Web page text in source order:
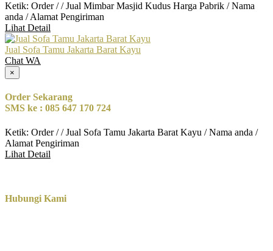
Ketik: Order / / Jual Mimbar Masjid Kudus Harga Pabrik / Nama
anda / Alamat Pengiriman
Lihat Detail
Jual Sofa Tamu Jakarta Barat Kayu
Chat WA
×
Order Sekarang
SMS ke : 085 647 170 724
Ketik: Order / / Jual Sofa Tamu Jakarta Barat Kayu / Nama anda /
Alamat Pengiriman
Lihat Detail
Hubungi Kami